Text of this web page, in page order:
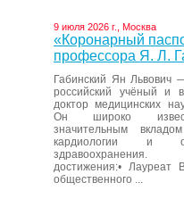
9 июля 2026 г., Москва
«Коронарный
профессора Я. Л.
Габинский Ян Львович
российский учёный и
доктор медицинских
Он широко
значительным
кардиологии и
достижения:• Лауреат
общественного ...